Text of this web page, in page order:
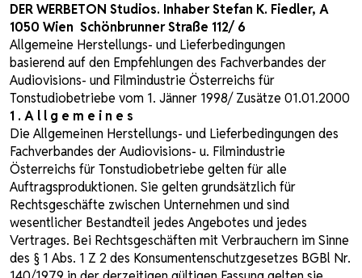
DER WERBETON Studios. Inhaber Stefan K. Fiedler, A
1050 Wien Schönbrunner Straße 112/ 6
Allgemeine Herstellungs- und Lieferbedingungen
basierend auf den Empfehlungen des Fachverbandes der
Audiovisions- und Filmindustrie Österreichs für
Tonstudiobetriebe vom 1. Jänner 1998/ Zusätze 01.01.2000
1 . A l l g e m e i n e s
Die Allgemeinen Herstellungs- und Lieferbedingungen des
Fachverbandes der Audiovisions- u. Filmindustrie
Österreichs für Tonstudiobetriebe gelten für alle
Auftragsproduktionen. Sie gelten grundsätzlich für
Rechtsgeschäfte zwischen Unternehmen und sind
wesentlicher Bestandteil jedes Angebotes und jedes
Vertrages. Bei Rechtsgeschäften mit Verbrauchern im Sinne
des § 1 Abs. 1 Z 2 des Konsumentenschutzgesetzes BGBl Nr.